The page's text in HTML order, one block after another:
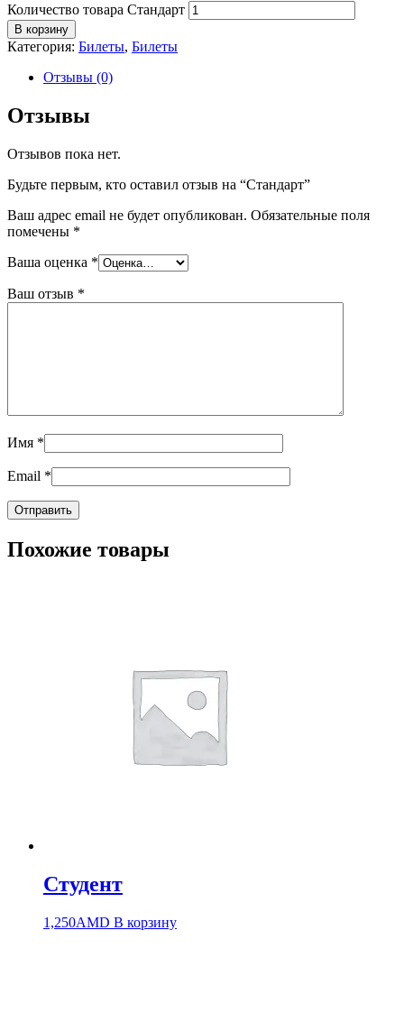
Количество товара Стандарт
В корзину
Категория: Билеты, Билеты
Отзывы (0)
Отзывы
Отзывов пока нет.
Будьте первым, кто оставил отзыв на “Стандарт”
Ваш адрес email не будет опубликован. Обязательные поля
помечены *
Ваша оценка *
Ваш отзыв *
Имя *
Email *
Похожие товары
Студент
1,250AMD В корзину